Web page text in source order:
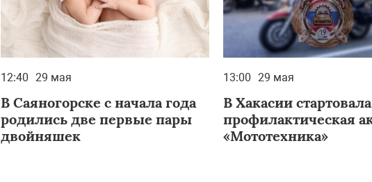
12:40 29 мая
В Саяногорске с начала года
родились две первые пары
двойняшек
13:00 29 мая
В Хакасии стартовала
профилактическая
«Мототехника»